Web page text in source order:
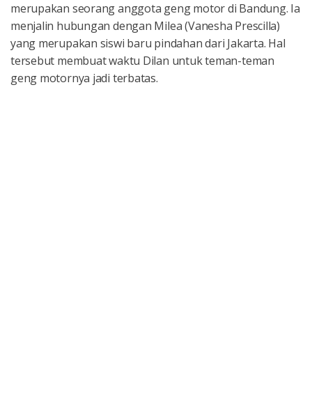
merupakan seorang anggota geng motor di Bandung. Ia
menjalin hubungan dengan Milea (Vanesha Prescilla)
yang merupakan siswi baru pindahan dari Jakarta. Hal
tersebut membuat waktu Dilan untuk teman-teman
geng motornya jadi terbatas.